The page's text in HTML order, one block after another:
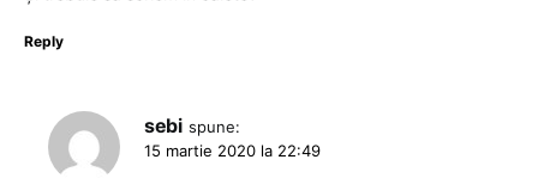
Reply
sebi spune:
15 martie 2020 la 22:49